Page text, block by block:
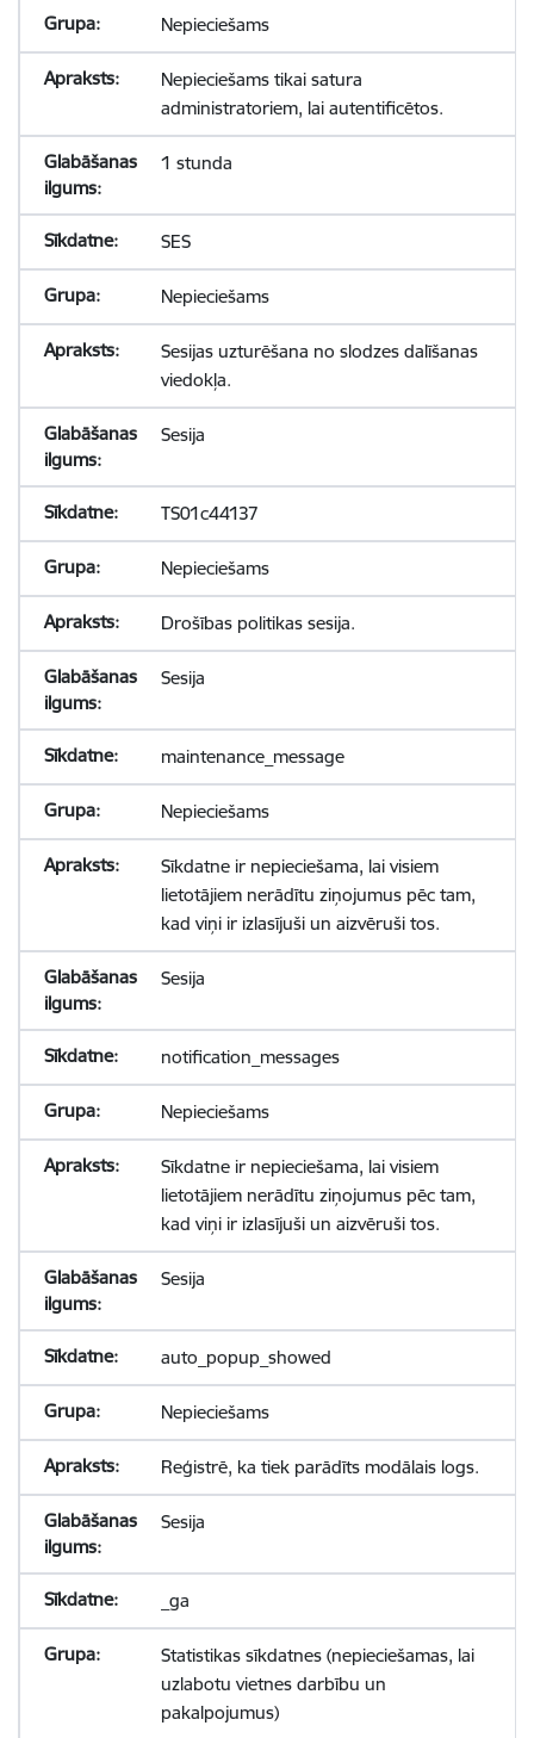
Nepieciešams
Nepieciešams tikai satura
administratoriem, lai autentificētos.
1 stunda
SES
Nepieciešams
Sesijas uzturēšana no slodzes dalīšanas
viedokļa.
Sesija
TS01c44137
Nepieciešams
Drošības politikas sesija.
Sesija
maintenance_message
Nepieciešams
Sīkdatne ir nepieciešama, lai visiem
lietotājiem nerādītu ziņojumus pēc tam,
kad viņi ir izlasījuši un aizvēruši tos.
Sesija
notification_messages
Nepieciešams
Sīkdatne ir nepieciešama, lai visiem
lietotājiem nerādītu ziņojumus pēc tam,
kad viņi ir izlasījuši un aizvēruši tos.
Sesija
auto_popup_showed
Nepieciešams
Reģistrē, ka tiek parādīts modālais logs.
Sesija
_ga
Statistikas sīkdatnes (nepieciešamas, lai
uzlabotu vietnes darbību un
pakalpojumus)